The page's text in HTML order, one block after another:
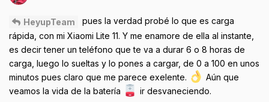
HeyupTeam
pues la verdad probé lo que es carga
rápida, con mi Xiaomi Lite 11. Y me enamore de ella al instante,
es decir tener un teléfono que te va a durar 6 o 8 horas de
carga, luego lo sueltas y lo pones a cargar, de 0 a 100 en unos
minutos pues claro que me parece exelente.
Aún que
veamos la vida de la batería
ir desvaneciendo.